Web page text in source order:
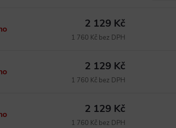
2 129 Kč
1 760 Kč bez DPH
2 129 Kč
1 760 Kč bez DPH
2 129 Kč
1 760 Kč bez DPH